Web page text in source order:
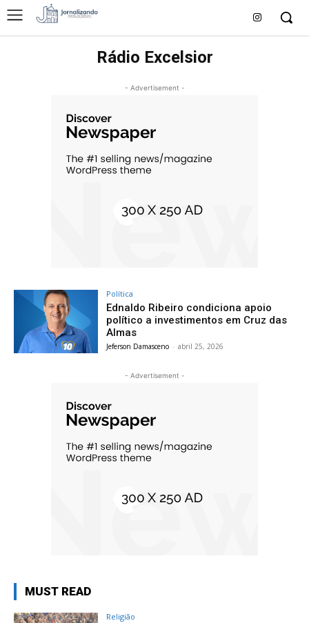
Rádio Excelsior
- Advertisement -
Política
Ednaldo Ribeiro condiciona apoio
político a investimentos em Cruz das
Almas
Jeferson Damasceno - abril 25, 2026
- Advertisement -
MUST READ
Religião